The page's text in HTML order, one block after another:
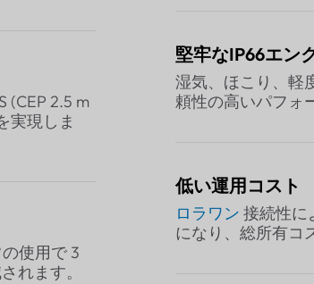
(CEP 2.5 m
実現しま
使用で 3
れます。
堅牢なIP66エン
湿気、ほこり、軽
頼性の高いパフォ
低い運用コスト
ロラワン 接続性に
になり、総所有コ